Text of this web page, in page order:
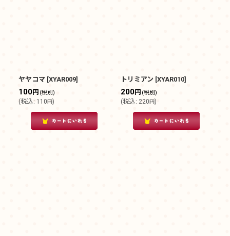
ヤヤコマ [XYAR009]
100円 (税別)
(税込: 110円)
トリミアン [XYAR010]
200円 (税別)
(税込: 220円)